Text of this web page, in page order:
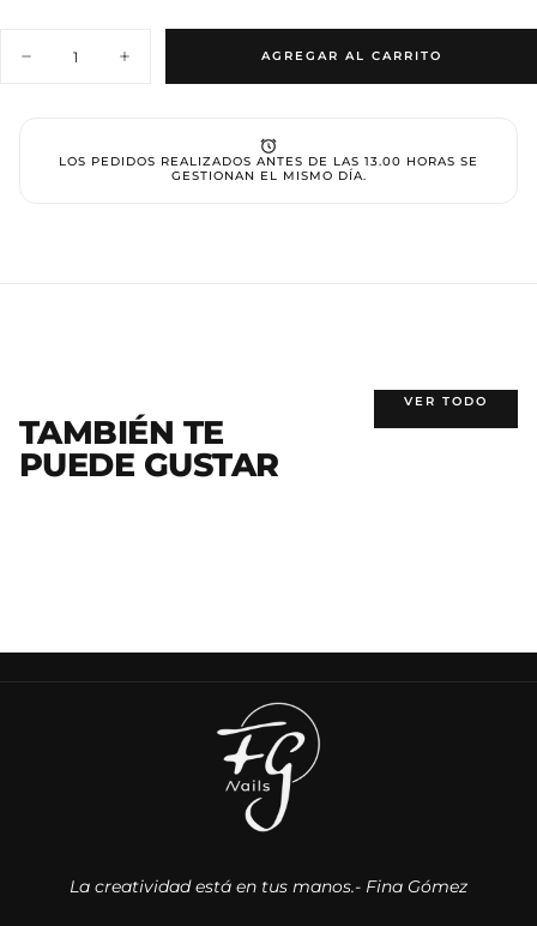
Disminuir
Aumentar
cantidad
AGREGAR AL CARRITO
LOS PEDIDOS REALIZADOS ANTES DE LAS 13.00 HORAS SE
GESTIONAN EL MISMO DÍA.
TAMBIÉN TE
PUEDE GUSTAR
VER TODO
La creatividad está en tus manos.- Fina Gómez